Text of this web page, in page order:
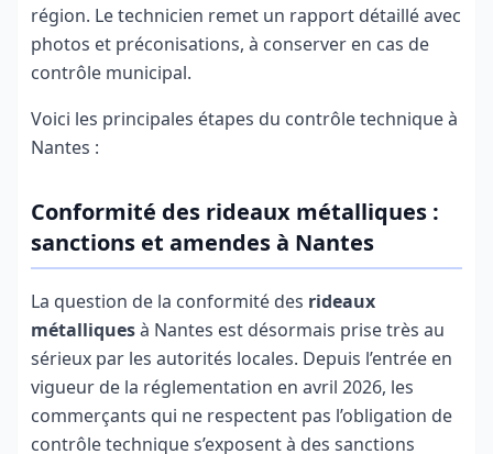
région. Le technicien remet un rapport détaillé avec
photos et préconisations, à conserver en cas de
contrôle municipal.
Voici les principales étapes du contrôle technique à
Nantes :
Conformité des rideaux métalliques :
sanctions et amendes à Nantes
La question de la conformité des rideaux
métalliquesà Nantes est désormais prise très au
sérieux par les autorités locales. Depuis l’entrée en
vigueur de la réglementation en avril 2026, les
commerçants qui ne respectent pas l’obligation de
contrôle technique s’exposent à des sanctions